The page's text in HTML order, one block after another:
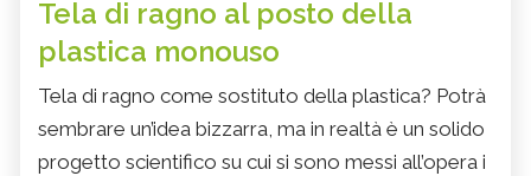
Tela di ragno al posto della
plastica monouso
Tela di ragno come sostituto della plastica? Potrà
sembrare un’idea bizzarra, ma in realtà è un solido
progetto scientifico su cui si sono messi all’opera i